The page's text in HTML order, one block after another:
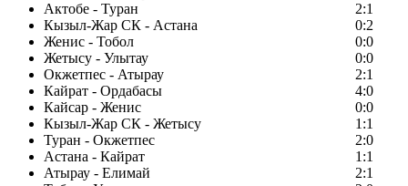
Актобе - Туран
2:1
Кызыл-Жар СК - Астана
0:2
Женис - Тобол
0:0
Жетысу - Улытау
0:0
Окжетпес - Атырау
2:1
Кайрат - Ордабасы
4:0
Кайсар - Женис
0:0
Кызыл-Жар СК - Жетысу
1:1
Туран - Окжетпес
2:0
Астана - Кайрат
1:1
Атырау - Елимай
2:1